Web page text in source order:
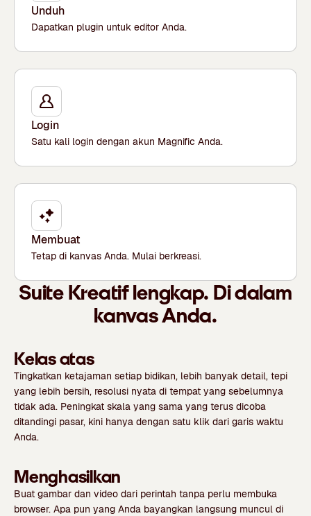
Unduh
Dapatkan plugin untuk editor Anda.
Login
Satu kali login dengan akun Magnific Anda.
Membuat
Tetap di kanvas Anda. Mulai berkreasi.
Suite Kreatif lengkap. Di dalam
kanvas Anda.
Kelas atas
Tingkatkan ketajaman setiap bidikan, lebih banyak detail, tepi
yang lebih bersih, resolusi nyata di tempat yang sebelumnya
tidak ada. Peningkat skala yang sama yang terus dicoba
ditandingi pasar, kini hanya dengan satu klik dari garis waktu
Anda.
Menghasilkan
Buat gambar dan video dari perintah tanpa perlu membuka
browser. Apa pun yang Anda bayangkan langsung muncul di